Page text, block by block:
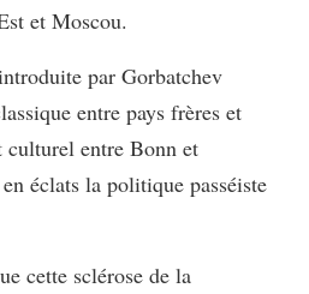
et Moscou.
par Gorbatchev
entre pays frères et
culturel entre Bonn et
éclats la politique passéiste
cette sclérose de la